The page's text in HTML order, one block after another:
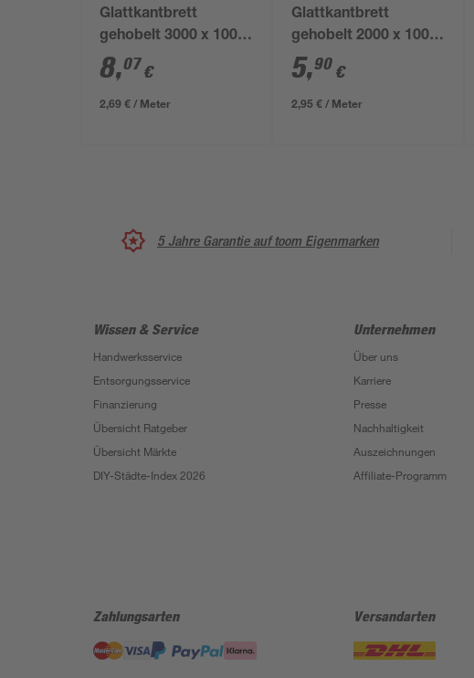
Glattkantbrett
gehobelt 3000 x 100 x
18 mm
8,07€
2,69 € / Meter
Glattkantbrett
gehobelt 2000 x 100 x
18 mm
5,90 €
2,95 € / Meter
5 Jahre Garantie auf toom Eigenmarken
Wissen & Service
Handwerksservice
Entsorgungsservice
Finanzierung
Übersicht Ratgeber
Übersicht Märkte
DIY-Städte-Index 2026
Unternehmen
Über uns
Karriere
Presse
Nachhaltigkeit
Auszeichnungen
Affiliate-Programm
Zahlungsarten Versandarten